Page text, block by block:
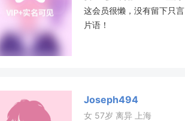
这会员很懒，没有留下只言
片语！
Joseph494
女 57岁 离异 上海